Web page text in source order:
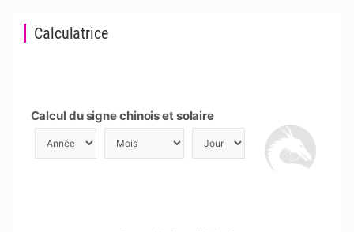
Calculatrice
Calcul du signe chinois et solaire